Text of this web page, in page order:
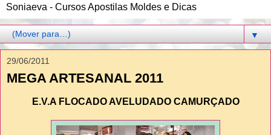
Soniaeva - Cursos Apostilas Moldes e Dicas
▼
29/06/2011
MEGA ARTESANAL 2011
E.V.A FLOCADO AVELUDADO CAMURÇADO